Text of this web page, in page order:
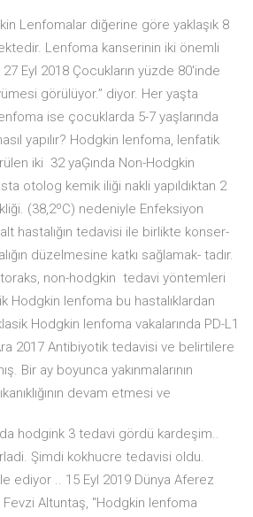
Lenfomalar diğerine göre yaklaşık 8
Lenfoma kanserinin iki önemli
Eyl 2018 Çocukların yüzde 80'inde
görülüyor.” diyor. Her yaşta
ise çocuklarda 5-7 yaşlarında
yapılır? Hodgkin lenfoma, lenfatik
iki 32 yaĢında Non-Hodgkin
otolog kemik iliği nakli yapıldıktan 2
(38,2ºC) nedeniyle Enfeksiyon
hastalığın tedavisi ile birlikte konser-
düzelmesine katkı sağlamak- tadır.
non-hodgkin tedavi yöntemleri
Hodgkin lenfoma bu hastalıklardan
Hodgkin lenfoma vakalarında PD-L1
2017 Antibiyotik tedavisi ve belirtilere
Bir ay boyunca yakınmalarının
devam etmesi ve
hodgink 3 tedavi gördü kardeşim..
Şimdi kokhucre tedavisi oldu.
ediyor .. 15 Eyl 2019 Dünya Aferez
Fevzi Altuntaş, "Hodgkin lenfoma